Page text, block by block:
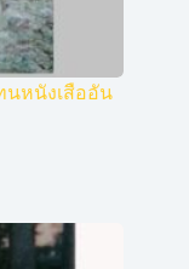
นหนังเสืออัน